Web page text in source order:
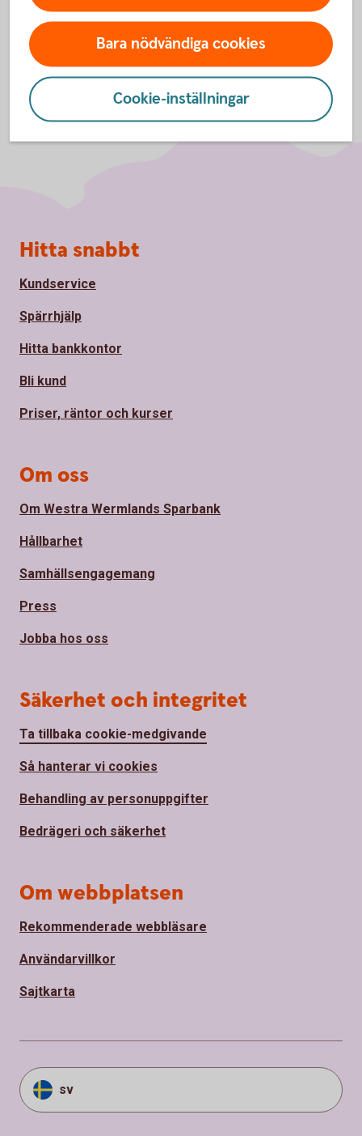
Bara nödvändiga cookies
Cookie-inställningar
Sidfot
Hitta snabbt
Kundservice
Spärrhjälp
Hitta bankkontor
Bli kund
Priser, räntor och kurser
Om oss
Om Westra Wermlands Sparbank
Hållbarhet
Samhällsengagemang
Press
Jobba hos oss
Säkerhet och integritet
Ta tillbaka cookie-medgivande
Så hanterar vi cookies
Behandling av personuppgifter
Bedrägeri och säkerhet
Om webbplatsen
Rekommenderade webbläsare
Användarvillkor
Sajtkarta
sv